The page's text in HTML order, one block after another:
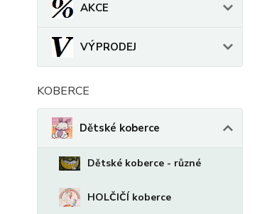
AKCE
VÝPRODEJ
KOBERCE
Dětské koberce
Dětské koberce - různé
HOLČIČÍ koberce